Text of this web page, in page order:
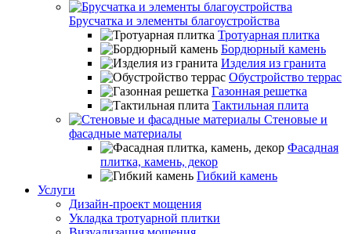
Брусчатка и элементы благоустройства
Тротуарная плитка
Бордюрный камень
Изделия из гранита
Обустройство террас
Газонная решетка
Тактильная плита
Стеновые и
фасадные материалы
Фасадная
плитка, камень, декор
Гибкий камень
Услуги
Дизайн-проект мощения
Укладка тротуарной плитки